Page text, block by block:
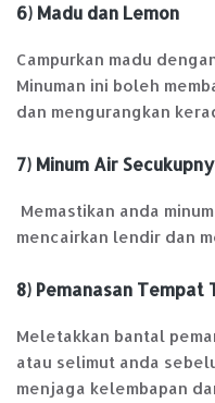
6) Madu dan Lemon
Campurkan madu
Minuman ini boleh
dan mengurangkan
7) Minum Air
Memastikan anda
mencairkan lendir dan
8) Pemanasan Tempat
Meletakkan bantal
atau selimut anda
menjaga kelembapan